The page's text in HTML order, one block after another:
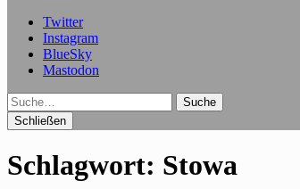
Twitter
Instagram
BlueSky
Mastodon
Suche
Schließen
Schlagwort: Stowa